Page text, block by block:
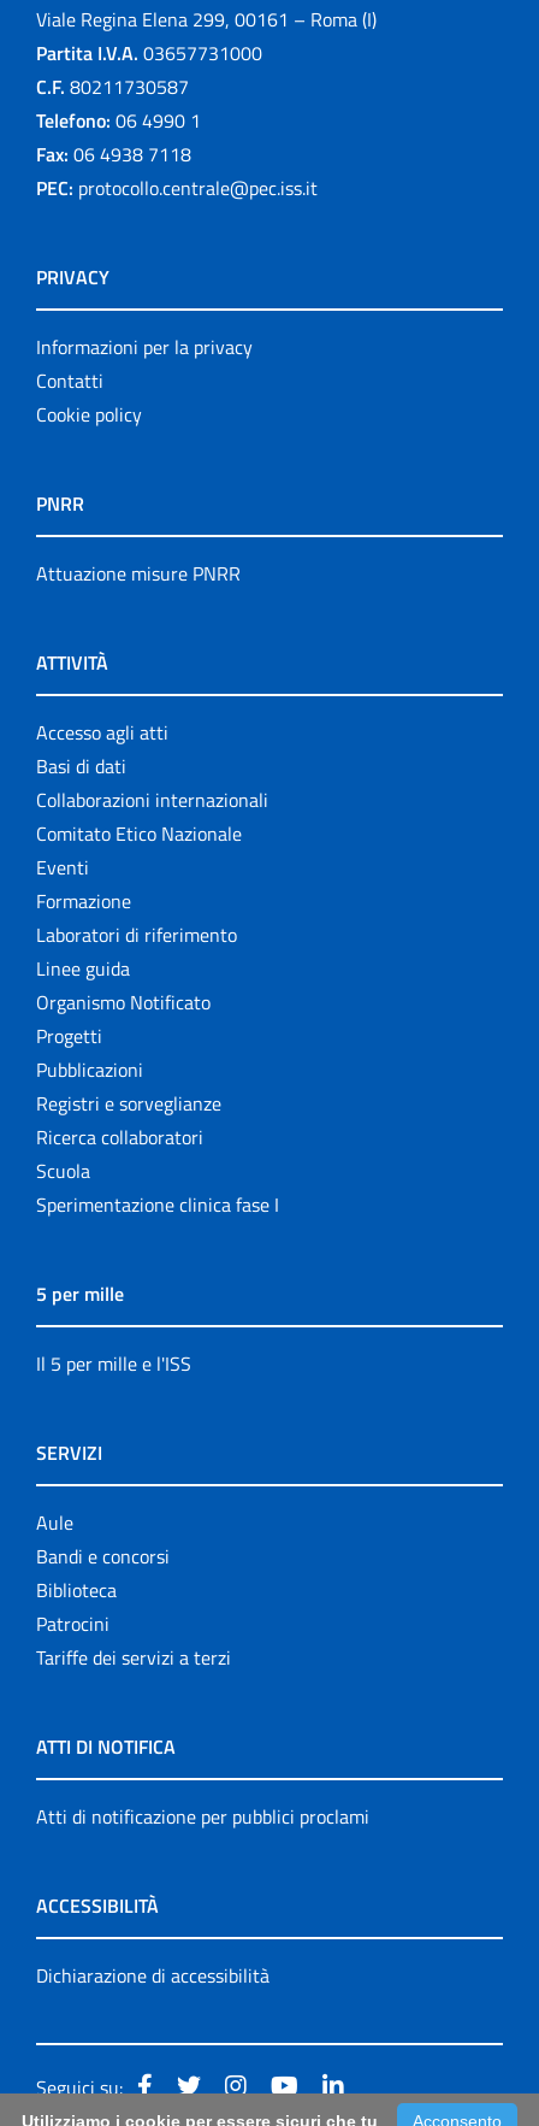
Viale Regina Elena 299, 00161 – Roma (I)
Partita I.V.A. 03657731000
C.F. 80211730587
Telefono: 06 4990 1
Fax: 06 4938 7118
PEC: protocollo.centrale@pec.iss.it
PRIVACY
Informazioni per la privacy
Contatti
Cookie policy
PNRR
Attuazione misure PNRR
ATTIVITÀ
Accesso agli atti
Basi di dati
Collaborazioni internazionali
Comitato Etico Nazionale
Eventi
Formazione
Laboratori di riferimento
Linee guida
Organismo Notificato
Progetti
Pubblicazioni
Registri e sorveglianze
Ricerca collaboratori
Scuola
Sperimentazione clinica fase I
5 per mille
Il 5 per mille e l'ISS
SERVIZI
Aule
Bandi e concorsi
Biblioteca
Patrocini
Tariffe dei servizi a terzi
ATTI DI NOTIFICA
Atti di notificazione per pubblici proclami
ACCESSIBILITÀ
Dichiarazione di accessibilità
Seguici su:
Acconsento
Utilizziamo i cookie per essere sicuri che tu